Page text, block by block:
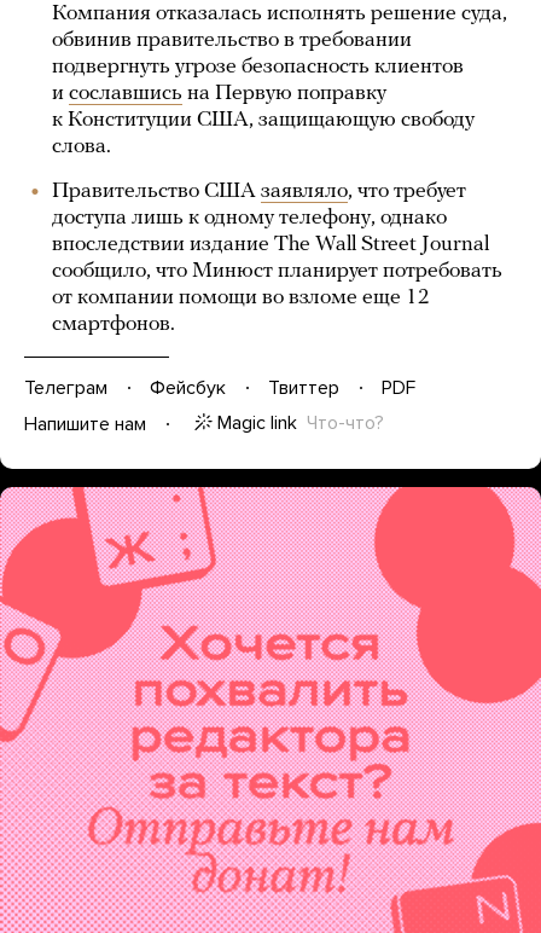
Компания отказалась исполнять решение суда,
обвинив правительство в требовании
подвергнуть угрозе безопасность клиентов
и сославшись на Первую поправку
к Конституции США, защищающую свободу
слова.
Правительство США заявляло, что требует
доступа лишь к одному телефону, однако
впоследствии издание The Wall Street Journal
сообщило, что Минюст планирует потребовать
от компании помощи во взломе еще 12
смартфонов.
Телеграм Фейсбук Твиттер
PDF
Напишите нам
Magic link Что-что?